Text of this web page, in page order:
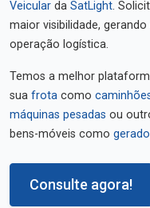
Veicular da SatLight.
maior visibilidade, gerando
operação logística.
Temos a melhor
sua frota como
máquinas pesadas ou
bens-móveis como
Consulte agora!